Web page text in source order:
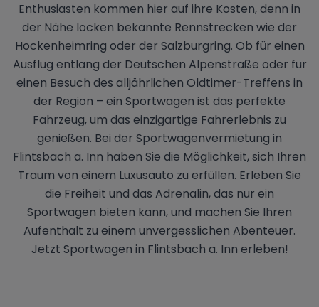
Enthusiasten kommen hier auf ihre Kosten, denn in
der Nähe locken bekannte Rennstrecken wie der
Hockenheimring oder der Salzburgring. Ob für einen
Ausflug entlang der Deutschen Alpenstraße oder für
einen Besuch des alljährlichen Oldtimer-Treffens in
der Region – ein Sportwagen ist das perfekte
Fahrzeug, um das einzigartige Fahrerlebnis zu
genießen. Bei der Sportwagenvermietung in
Flintsbach a. Inn haben Sie die Möglichkeit, sich Ihren
Traum von einem Luxusauto zu erfüllen. Erleben Sie
die Freiheit und das Adrenalin, das nur ein
Sportwagen bieten kann, und machen Sie Ihren
Aufenthalt zu einem unvergesslichen Abenteuer.
Jetzt Sportwagen in Flintsbach a. Inn erleben!